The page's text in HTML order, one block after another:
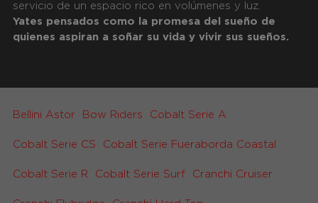
servicio de un espacio rico en volúmenes y luz.
Yates pensados como la promesa del sueño de
quienes aspiran a soñar su vida y vivir sus sueños.
Bellini Astor Bow Riders Cobalt Serie A
Cobalt Serie CS Cobalt Serie Fueraborda Coastal
Cobalt Serie R Cobalt Serie Surf Cranchi Cruiser